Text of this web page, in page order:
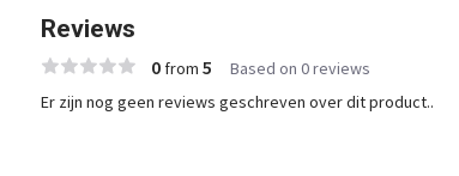
Reviews
0from 5 Based on 0 reviews
Er zijn nog geen reviews geschreven over dit product..